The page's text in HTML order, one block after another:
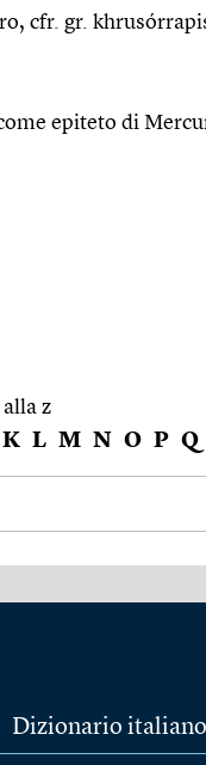
cfr. gr.
epiteto di
z
K L M N O P Q
Dizionario italiano